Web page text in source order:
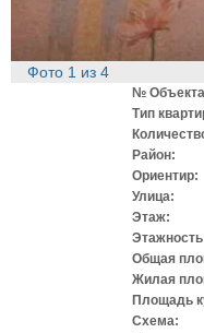
Фото 1 из 4
№
Тип
Район:
Ориентир:
Улица:
Этаж:
Общая
Жилая
Площадь
Схема: